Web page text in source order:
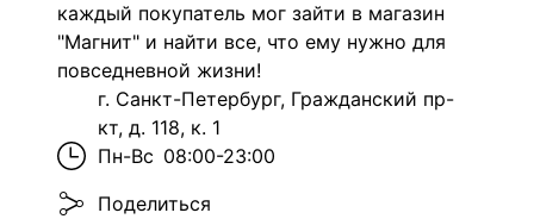
каждый покупатель мог зайти в магазин
"Магнит" и найти все, что ему нужно для
повседневной жизни!
г. Санкт-Петербург, Гражданский пр-
кт, д. 118, к. 1
Пн-Вс 08:00-23:00
Поделиться